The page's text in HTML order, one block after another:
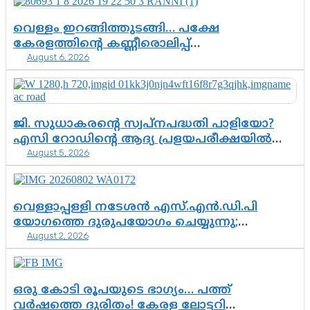
വെള്ളം ഇറങ്ങിത്തുടങ്ങി… പക്ഷേ
കേരളത്തിന്റെ കണ്ണീരൊലിപ്പ്
എന്നവസാനിക്കും?
August 6, 2026
ജി. സുധാകരന്റെ സ്വപ്നപദ്ധതി പാളിയോ?
എസി റോഡിന്റെ ആദ്യ പ്രളയപരീക്ഷയിൽ
ഉയരുന്നത് ഗുരുതര ചോദ്യങ്ങൾ
August 5, 2026
വെള്ളാപ്പള്ളി നടേശൻ എസ്.എൻ.ഡി.പി
യോഗത്തെ ദുരുപയോഗം ചെയ്യുന്നു;
ശ്രീനാരായണ പ്രസ്ഥാനത്തെ കാർന്നുതിന്നുന്ന
വിഷവിത്ത്: ഗോകുലം ഗോപാലൻ
August 2, 2026
ഒരു കോടി രൂപയുടെ ഭാഗ്യം… പത്ത്
വർഷത്തെ ദുരിതം! കേരള ലോട്ടറി